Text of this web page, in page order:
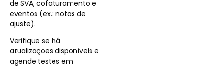
de SVA, cofaturamento e
eventos (ex.: notas de
ajuste).
Verifique se há
atualizações disponíveis e
agende testes em